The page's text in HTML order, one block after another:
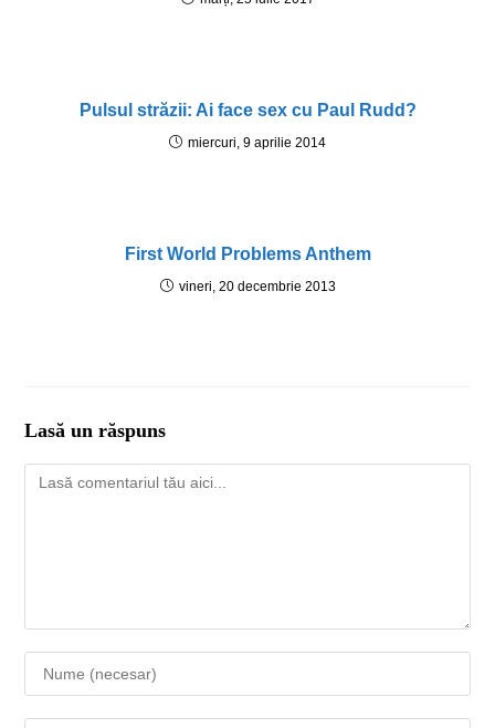
Pulsul străzii: Ai face sex cu Paul Rudd?
miercuri, 9 aprilie 2014
First World Problems Anthem
vineri, 20 decembrie 2013
Lasă un răspuns